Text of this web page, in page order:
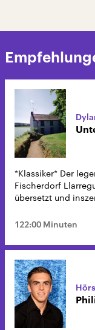
*Klassiker* Der
Fischerdorf
übersetzt und
122:00 Minuten